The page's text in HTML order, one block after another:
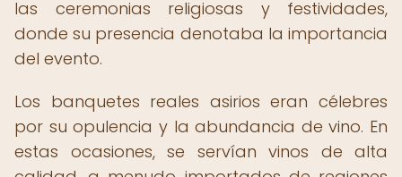
las ceremonias religiosas y festividades,
donde su presencia denotaba la importancia
del evento.
Los banquetes reales asirios eran célebres
por su opulencia y la abundancia de vino. En
estas ocasiones, se servían vinos de alta